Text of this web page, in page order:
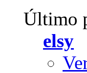
Último
elsy